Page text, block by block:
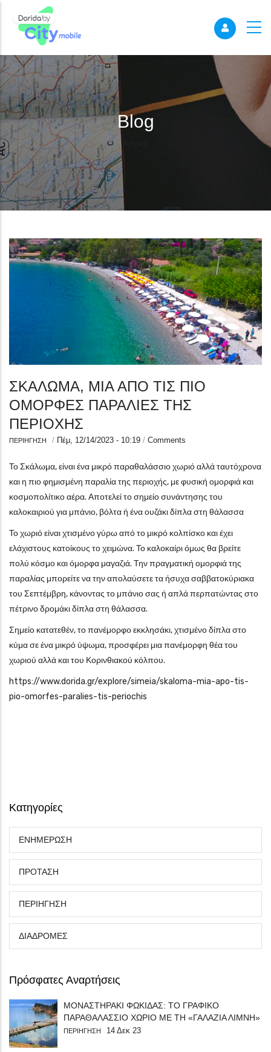
Blog
ΣΚΑΛΩΜΑ, ΜΙΑ ΑΠΟ ΤΙΣ ΠΙΟ
ΟΜΟΡΦΕΣ ΠΑΡΑΛΙΕΣ ΤΗΣ
ΠΕΡΙΟΧΗΣ
ΠΕΡΙΗΓΗΣΗ / Πέμ, 12/14/2023 - 10:19 / Comments
Το Σκάλωμα, είναι ένα μικρό παραθαλάσσιο χωριό αλλά ταυτόχρονα
και η πιο φημισμένη παραλία της περιοχής, με φυσική ομορφιά και
κοσμοπολίτικο αέρα. Αποτελεί το σημείο συνάντησης του
καλοκαιριού για μπάνιο, βόλτα ή ένα ουζάκι δίπλα στη θάλασσα
Το χωριό είναι χτισμένο γύρω από το μικρό κολπίσκο και έχει
ελάχιστους κατοίκους το χειμώνα. Το καλοκαίρι όμως θα βρείτε
πολύ κόσμο και όμορφα μαγαζιά. Την πραγματική ομορφιά της
παραλίας μπορείτε να την απολαύσετε τα ήσυχα σαββατοκύριακα
του Σεπτέμβρη, κάνοντας το μπάνιο σας ή απλά περπατώντας στο
πέτρινο δρομάκι δίπλα στη θάλασσα.
Σημείο κατατεθέν, το πανέμορφο εκκλησάκι, χτισμένο δίπλα στο
κύμα σε ένα μικρό ύψωμα, προσφέρει μια πανέμορφη θέα του
χωριού αλλά και του Κορινθιακού κόλπου.
https://www.dorida.gr/explore/simeia/skaloma-mia-apo-tis-
pio-omorfes-paralies-tis-periochis
Κατηγορίες
ΕΝΗΜΕΡΩΣΗ
ΠΡΟΤΑΣΗ
ΠΕΡΙΗΓΗΣΗ
ΔΙΑΔΡΟΜΕΣ
Πρόσφατες Αναρτήσεις
ΜΟΝΑΣΤΗΡΑΚΙ ΦΩΚΙΔΑΣ: ΤΟ ΓΡΑΦΙΚΟ
ΠΑΡΑΘΑΛΑΣΣΙΟ ΧΩΡΙΟ ΜΕ ΤΗ «ΓΑΛΑΖΙΑ ΛΙΜΝΗ»
ΠΕΡΙΗΓΗΣΗ 14 Δεκ 23